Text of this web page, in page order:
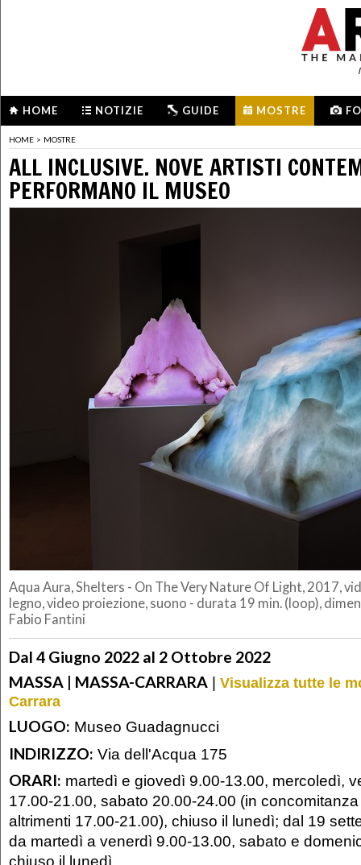
HOME NOTIZIE GUIDE MOSTRE
HOME > MOSTRE
ALL INCLUSIVE. NOVE ARTISTI
PERFORMANO IL MUSEO
Aqua Aura, Shelters - On The Very Nature Of Light, 2017,
legno, video proiezione, suono - durata 19 min. (loop),
Fabio Fantini
Dal 4 Giugno 2022 al 2 Ottobre 2022
MASSA | MASSA-CARRARA | Visualizza tutte le
Carrara
LUOGO: Museo Guadagnucci
INDIRIZZO: Via dell'Acqua 175
ORARI: martedì e giovedì 9.00-13.00, mercoledì,
17.00-21.00, sabato 20.00-24.00 (in
altrimenti 17.00-21.00), chiuso il lunedì; dal 19
da martedì a venerdì 9.00-13.00, sabato e
chiuso il lunedì